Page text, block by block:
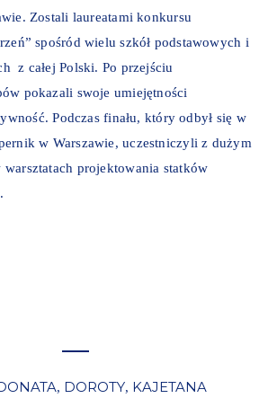
Zostali laureatami konkursu
spośród wielu szkół podstawowych i
z całej Polski. Po przejściu
pokazali swoje umiejętności
Podczas finału, który odbył się w
w Warszawie, uczestniczyli z dużym
warsztatach projektowania statków
, DOROTY, KAJETANA